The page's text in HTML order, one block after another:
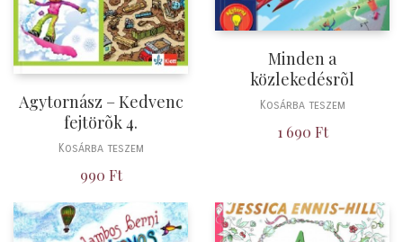
Agytornász – Kedvenc
fejtörõk 4.
Kosárba teszem
990 Ft
Minden a
közlekedésrõl
Kosárba teszem
1 690 Ft